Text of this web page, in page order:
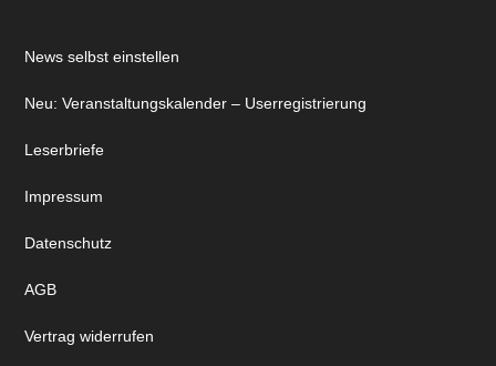
News selbst einstellen
Neu: Veranstaltungskalender – Userregistrierung
Leserbriefe
Impressum
Datenschutz
AGB
Vertrag widerrufen